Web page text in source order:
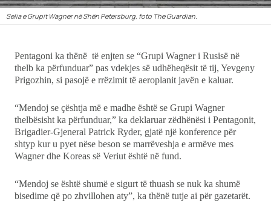
Udhëtime
DuVideo
Selia e Grupit Wagner në Shën Petersburg, foto The Guardian.
Pentagoni ka thënë të enjten se “Grupi Wagner i Rusisë në
thelb ka përfunduar” pas vdekjes së udhëheqësit të tij, Yevgeny
Prigozhin, si pasojë e rrëzimit të aeroplanit javën e kaluar.
“Mendoj se çështja më e madhe është se Grupi Wagner
thelbësisht ka përfunduar,” ka deklaruar zëdhënësi i Pentagonit,
Brigadier-Gjeneral Patrick Ryder, gjatë një konference për
shtyp kur u pyet nëse beson se marrëveshja e armëve mes
Wagner dhe Koreas së Veriut është në fund.
“Mendoj se është shumë e sigurt të thuash se nuk ka shumë
bisedime që po zhvillohen aty”, ka thënë tutje ai për gazetarët.